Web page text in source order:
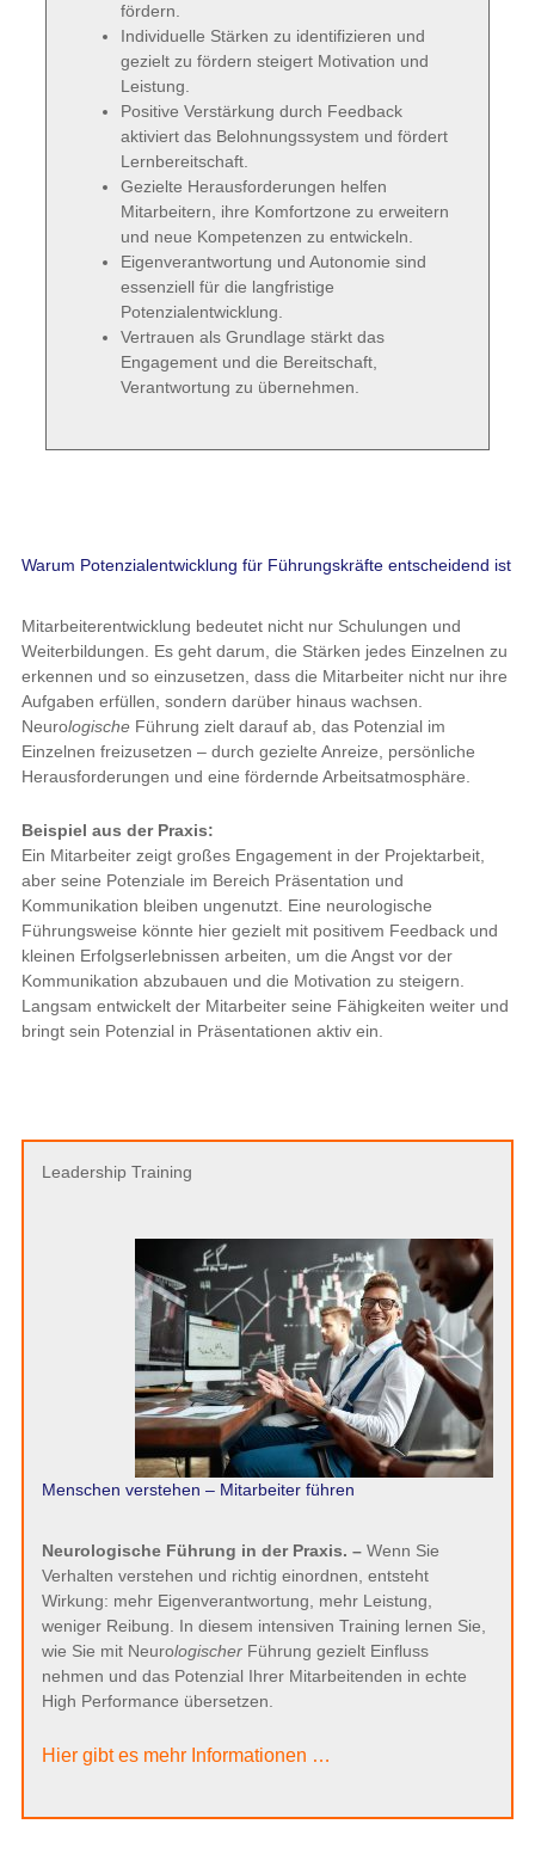
fördern.
Individuelle Stärken zu identifizieren und
gezielt zu fördern steigert Motivation und
Leistung.
Positive Verstärkung durch Feedback
aktiviert das Belohnungssystem und fördert
Lernbereitschaft.
Gezielte Herausforderungen helfen
Mitarbeitern, ihre Komfortzone zu erweitern
und neue Kompetenzen zu entwickeln.
Eigenverantwortung und Autonomie sind
essenziell für die langfristige
Potenzialentwicklung.
Vertrauen als Grundlage stärkt das
Engagement und die Bereitschaft,
Verantwortung zu übernehmen.
Warum Potenzialentwicklung für Führungskräfte entscheidend ist
Mitarbeiterentwicklung bedeutet nicht nur Schulungen und
Weiterbildungen. Es geht darum, die Stärken jedes Einzelnen zu
erkennen und so einzusetzen, dass die Mitarbeiter nicht nur ihre
Aufgaben erfüllen, sondern darüber hinaus wachsen.
NeurologischeFührung zielt darauf ab, das Potenzial im
Einzelnen freizusetzen – durch gezielte Anreize, persönliche
Herausforderungen und eine fördernde Arbeitsatmosphäre.
Beispiel aus der Praxis:
Ein Mitarbeiter zeigt großes Engagement in der Projektarbeit,
aber seine Potenziale im Bereich Präsentation und
Kommunikation bleiben ungenutzt. Eine neurologische
Führungsweise könnte hier gezielt mit positivem Feedback und
kleinen Erfolgserlebnissen arbeiten, um die Angst vor der
Kommunikation abzubauen und die Motivation zu steigern.
Langsam entwickelt der Mitarbeiter seine Fähigkeiten weiter und
bringt sein Potenzial in Präsentationen aktiv ein.
Leadership Training
Menschen verstehen – Mitarbeiter führen
Neurologische Führung in der Praxis. – Wenn Sie
Verhalten verstehen und richtig einordnen, entsteht
Wirkung: mehr Eigenverantwortung, mehr Leistung,
weniger Reibung. In diesem intensiven Training lernen Sie,
wie Sie mit NeurologischerFührung gezielt Einfluss
nehmen und das Potenzial Ihrer Mitarbeitenden in echte
High Performance übersetzen.
Hier gibt es mehr Informationen …